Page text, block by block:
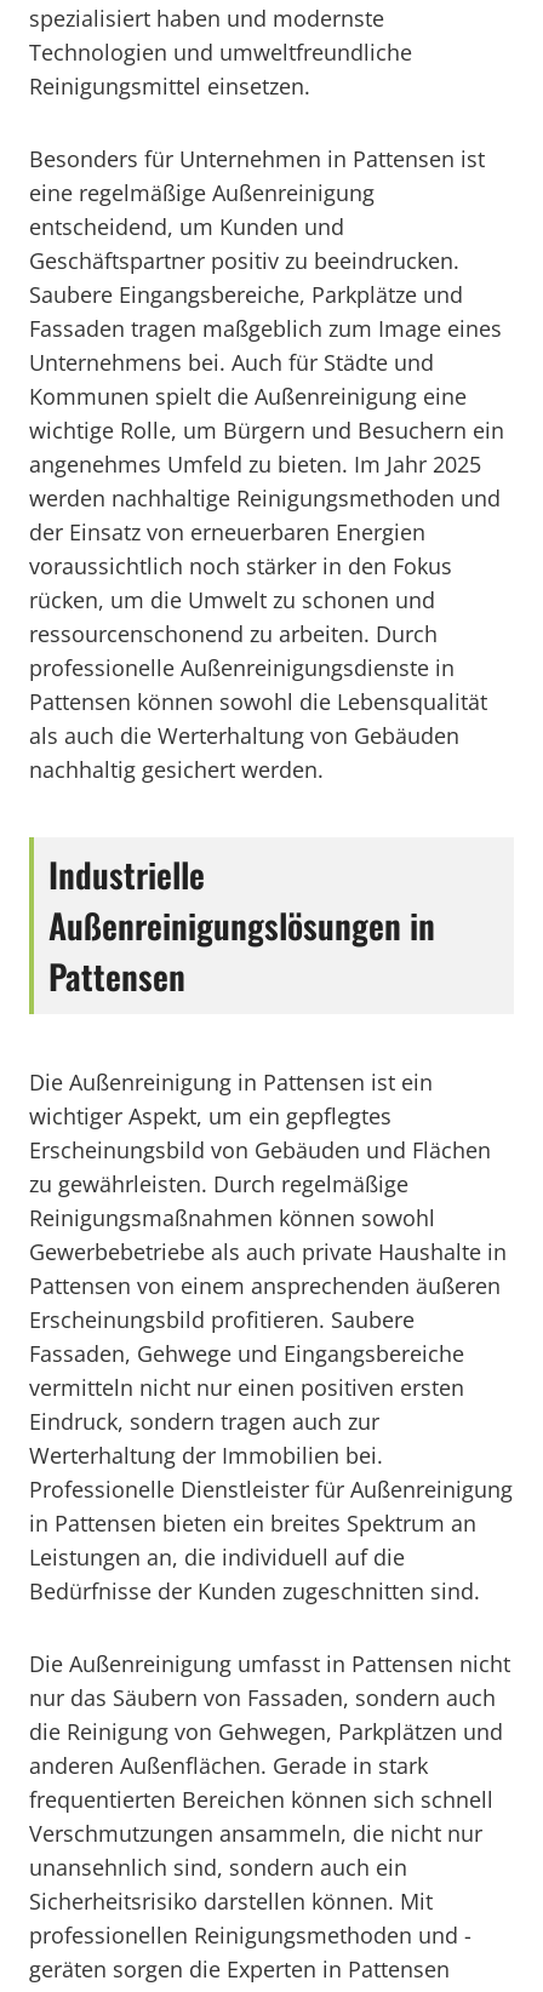
spezialisiert haben und modernste
Technologien und umweltfreundliche
Reinigungsmittel einsetzen.
Besonders für Unternehmen in Pattensen ist
eine regelmäßige Außenreinigung
entscheidend, um Kunden und
Geschäftspartner positiv zu beeindrucken.
Saubere Eingangsbereiche, Parkplätze und
Fassaden tragen maßgeblich zum Image eines
Unternehmens bei. Auch für Städte und
Kommunen spielt die Außenreinigung eine
wichtige Rolle, um Bürgern und Besuchern ein
angenehmes Umfeld zu bieten. Im Jahr 2025
werden nachhaltige Reinigungsmethoden und
der Einsatz von erneuerbaren Energien
voraussichtlich noch stärker in den Fokus
rücken, um die Umwelt zu schonen und
ressourcenschonend zu arbeiten. Durch
professionelle Außenreinigungsdienste in
Pattensen können sowohl die Lebensqualität
als auch die Werterhaltung von Gebäuden
nachhaltig gesichert werden.
Industrielle
Außenreinigungslösungen in
Pattensen
Die Außenreinigung in Pattensen ist ein
wichtiger Aspekt, um ein gepflegtes
Erscheinungsbild von Gebäuden und Flächen
zu gewährleisten. Durch regelmäßige
Reinigungsmaßnahmen können sowohl
Gewerbebetriebe als auch private Haushalte in
Pattensen von einem ansprechenden äußeren
Erscheinungsbild profitieren. Saubere
Fassaden, Gehwege und Eingangsbereiche
vermitteln nicht nur einen positiven ersten
Eindruck, sondern tragen auch zur
Werterhaltung der Immobilien bei.
Professionelle Dienstleister für Außenreinigung
in Pattensen bieten ein breites Spektrum an
Leistungen an, die individuell auf die
Bedürfnisse der Kunden zugeschnitten sind.
Die Außenreinigung umfasst in Pattensen nicht
nur das Säubern von Fassaden, sondern auch
die Reinigung von Gehwegen, Parkplätzen und
anderen Außenflächen. Gerade in stark
frequentierten Bereichen können sich schnell
Verschmutzungen ansammeln, die nicht nur
unansehnlich sind, sondern auch ein
Sicherheitsrisiko darstellen können. Mit
professionellen Reinigungsmethoden und -
geräten sorgen die Experten in Pattensen